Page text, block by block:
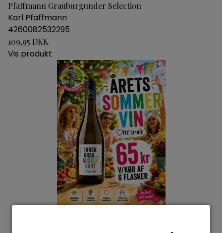
Pfaffmann Grauburgunder Selection
Karl Pfaffmann
4260082532295
109,95 DKK
Vis produkt